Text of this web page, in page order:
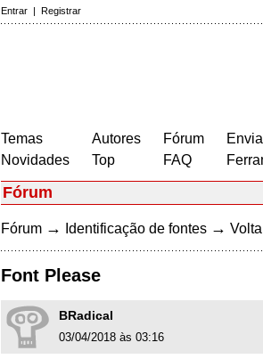
Entrar | Registrar
Temas
Novidades
Autores
Top
Fórum
FAQ
Fórum
Fórum → Identificação de fontes →
Font Please
BRadical
03/04/2018 às 03:16